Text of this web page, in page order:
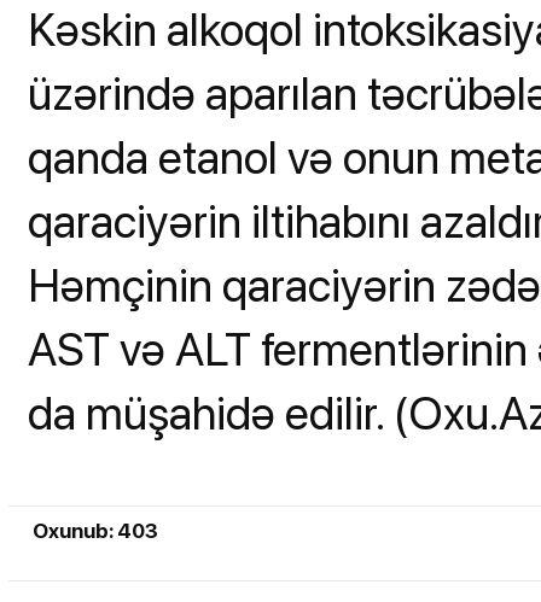
Kəskin alkoqol
üzərində aparılan
qanda etanol və onun
qaraciyərin iltihabını
Həmçinin qaraciyərin
AST və ALT
da müşahidə edilir.
Oxunub: 403